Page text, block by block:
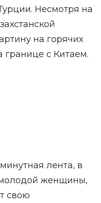
Несмотря на
на горячих
границе с Китаем.
лента, в
женщины,
свою